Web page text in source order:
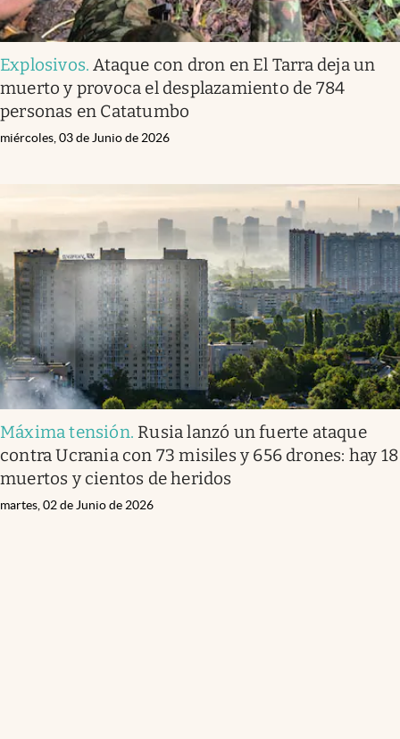
Explosivos. Ataque con dron en El Tarra deja un
muerto y provoca el desplazamiento de 784
personas en Catatumbo
miércoles, 03 de Junio de 2026
Máxima tensión. Rusia lanzó un fuerte ataque
contra Ucrania con 73 misiles y 656 drones: hay 18
muertos y cientos de heridos
martes, 02 de Junio de 2026